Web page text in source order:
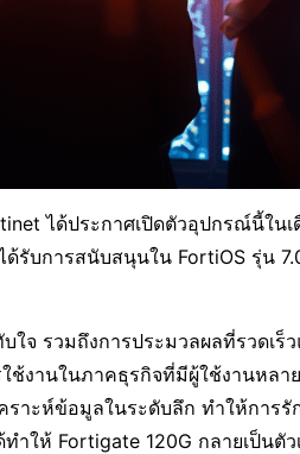
ได้ประกาศเปิดตัวอุปกรณ์นี้ใ
รับการสนับสนุนใน FortiOS รุ่น
จ รวมถึงการประมวลผลที่รวดเร็
งานในภาคธุรกิจที่มีผู้ใช้งานหลา
คราะห์ข้อมูลในระดับลึก ทำให้การ
ำให้ Fortigate 120G กลายเป็น